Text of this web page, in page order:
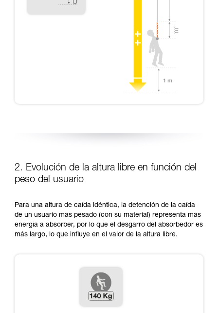
2. Evolución de la altura libre en función del
peso del usuario
Para una altura de caída idéntica, la detención de la caída
de un usuario más pesado (con su material) representa más
energía a absorber, por lo que el desgarro del absorbedor es
más largo, lo que influye en el valor de la altura libre.